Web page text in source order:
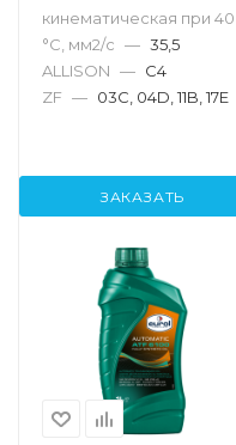
кинематическая при 40
°С, мм2/с — 35,5
ALLISON — C4
ZF — 03C, 04D, 11B, 17E
ЗАКАЗАТЬ